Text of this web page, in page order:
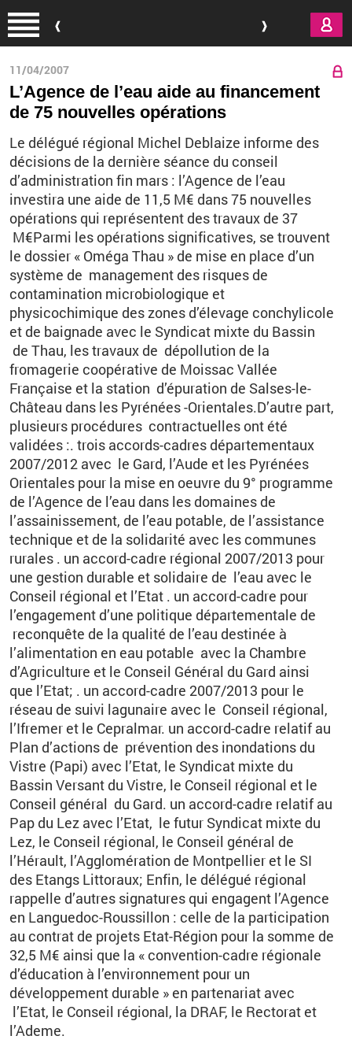
11/04/2007
L’Agence de l’eau aide au financement
de 75 nouvelles opérations
Le délégué régional Michel Deblaize informe des
décisions de la dernière séance du conseil
d’administration fin mars : l’Agence de l’eau
investira une aide de 11,5 M€ dans 75 nouvelles
opérations qui représentent des travaux de 37
M€Parmi les opérations significatives, se trouvent
le dossier « Oméga Thau » de mise en place d’un
système de management des risques de
contamination microbiologique et
physicochimique des zones d’élevage conchylicole
et de baignade avec le Syndicat mixte du Bassin
de Thau, les travaux de dépollution de la
fromagerie coopérative de Moissac Vallée
Française et la station d’épuration de Salses-le-
Château dans les Pyrénées -Orientales.D’autre part,
plusieurs procédures contractuelles ont été
validées :. trois accords-cadres départementaux
2007/2012 avec le Gard, l’Aude et les Pyrénées
Orientales pour la mise en oeuvre du 9° programme
de l’Agence de l’eau dans les domaines de
l’assainissement, de l’eau potable, de l’assistance
technique et de la solidarité avec les communes
rurales . un accord-cadre régional 2007/2013 pour
une gestion durable et solidaire de l’eau avec le
Conseil régional et l’Etat . un accord-cadre pour
l’engagement d’une politique départementale de
reconquête de la qualité de l’eau destinée à
l’alimentation en eau potable avec la Chambre
d’Agriculture et le Conseil Général du Gard ainsi
que l’Etat; . un accord-cadre 2007/2013 pour le
réseau de suivi lagunaire avec le Conseil régional,
l’Ifremer et le Cepralmar. un accord-cadre relatif au
Plan d’actions de prévention des inondations du
Vistre (Papi) avec l’Etat, le Syndicat mixte du
Bassin Versant du Vistre, le Conseil régional et le
Conseil général du Gard. un accord-cadre relatif au
Pap du Lez avec l’Etat, le futur Syndicat mixte du
Lez, le Conseil régional, le Conseil général de
l’Hérault, l’Agglomération de Montpellier et le SI
des Etangs Littoraux; Enfin, le délégué régional
rappelle d’autres signatures qui engagent l’Agence
en Languedoc-Roussillon : celle de la participation
au contrat de projets Etat-Région pour la somme de
32,5 M€ ainsi que la « convention-cadre régionale
d’éducation à l’environnement pour un
développement durable » en partenariat avec
l’Etat, le Conseil régional, la DRAF, le Rectorat et
l’Ademe.